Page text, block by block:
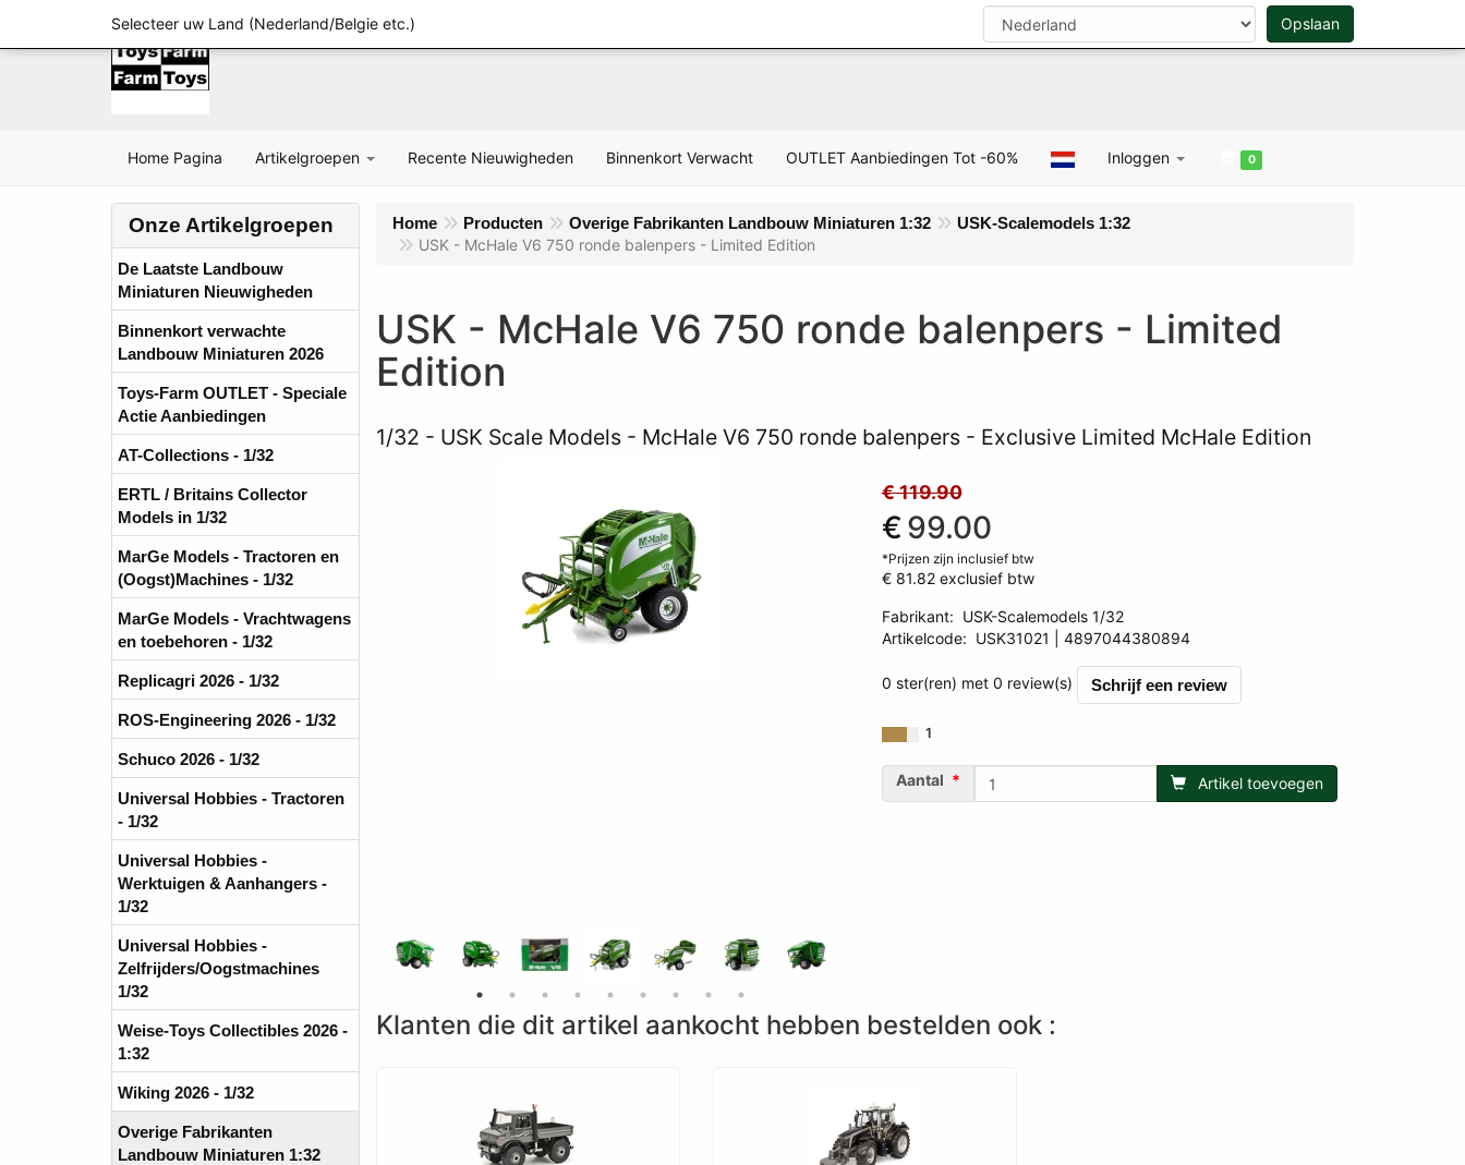
Zoeken
0
Home Pagina Artikelgroepen Recente Nieuwigheden Binnenkort Verwacht OUTLET Aanbiedingen Tot -60% Inloggen 0
Onze Artikelgroepen
De Laatste Landbouw
Miniaturen Nieuwigheden
Binnenkort verwachte
Landbouw Miniaturen 2026
Toys-Farm OUTLET - Speciale
Actie Aanbiedingen
AT-Collections - 1/32
ERTL / Britains Collector
Models in 1/32
MarGe Models - Tractoren en
(Oogst)Machines - 1/32
MarGe Models - Vrachtwagens
en toebehoren - 1/32
Replicagri 2026 - 1/32
ROS-Engineering 2026 - 1/32
Schuco 2026 - 1/32
Universal Hobbies - Tractoren
- 1/32
Universal Hobbies -
Werktuigen & Aanhangers -
1/32
Universal Hobbies -
Zelfrijders/Oogstmachines
1/32
Weise-Toys Collectibles 2026 -
1:32
Wiking 2026 - 1/32
Overige Fabrikanten
Landbouw Miniaturen 1:32
Home Producten Overige Fabrikanten Landbouw Miniaturen 1:32
USK-Scalemodels 1:32
USK - McHale V6 750 ronde balenpers - Limited Edition
USK - McHale V6 750 ronde balenpers - Limited
Edition
1/32 USK Scale Models - McHale V6 750 ronde balenpers - Exclusive Limited McHale Edition
€ 119.90
€ 99.00
*Prijzen zijn inclusief btw
€ 81.82 exclusief btw
Fabrikant: USK-Scalemodels 1/32
Artikelcode: USK31021
4897044380894
0 ster(ren) met 0 review(s)
Schrijf een review
1
Aantal Artikel toevoegen
Klanten die dit artikel aankocht hebben bestelden ook :
Selecteer uw Land (Nederland/Belgie etc.) Opslaan